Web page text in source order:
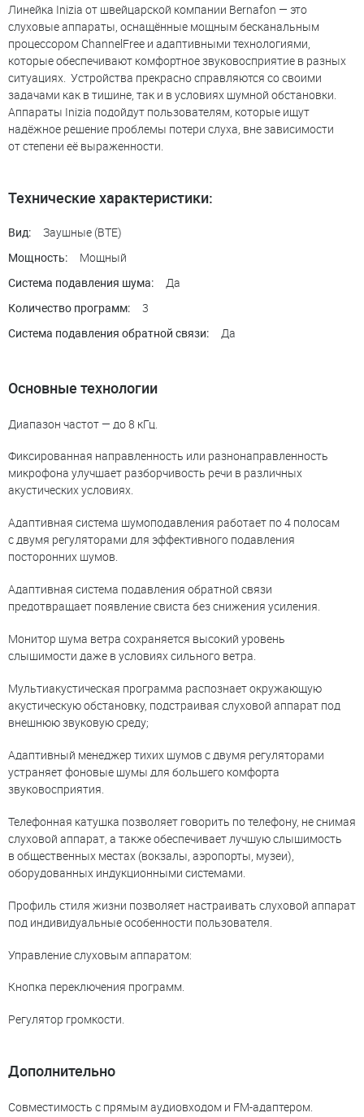
Линейка Inizia от швейцарской компании Bernafon — это
слуховые аппараты, оснащённые мощным бесканальным
процессором ChannelFree и адаптивными технологиями,
которые обеспечивают комфортное звуковосприятие в разных
ситуациях. Устройства прекрасно справляются со своими
задачами как в тишине, так и в условиях шумной обстановки.
Аппараты Inizia подойдут пользователям, которые ищут
надёжное решение проблемы потери слуха, вне зависимости
от степени её выраженности.
Технические характеристики:
Вид: Заушные (BTE)
Мощность: Мощный
Система подавления шума: Да
Количество программ: 3
Система подавления обратной связи: Да
Основные технологии
Диапазон частот — до 8 кГц.
Фиксированная направленность или разнонаправленность
микрофона улучшает разборчивость речи в различных
акустических условиях.
Адаптивная система шумоподавления работает по 4 полосам
с двумя регуляторами для эффективного подавления
посторонних шумов.
Адаптивная система подавления обратной связи
предотвращает появление свиста без снижения усиления.
Монитор шума ветра сохраняется высокий уровень
слышимости даже в условиях сильного ветра.
Мультиакустическая программа распознает окружающую
акустическую обстановку, подстраивая слуховой аппарат под
внешнюю звуковую среду;
Адаптивный менеджер тихих шумов с двумя регуляторами
устраняет фоновые шумы для большего комфорта
звуковосприятия.
Телефонная катушка позволяет говорить по телефону, не снимая
слуховой аппарат, а также обеспечивает лучшую слышимость
в общественных местах (вокзалы, аэропорты, музеи),
оборудованных индукционными системами.
Профиль стиля жизни позволяет настраивать слуховой аппарат
под индивидуальные особенности пользователя.
Управление слуховым аппаратом:
Кнопка переключения программ.
Регулятор громкости.
Дополнительно
Совместимость с прямым аудиовходом и FM-адаптером.